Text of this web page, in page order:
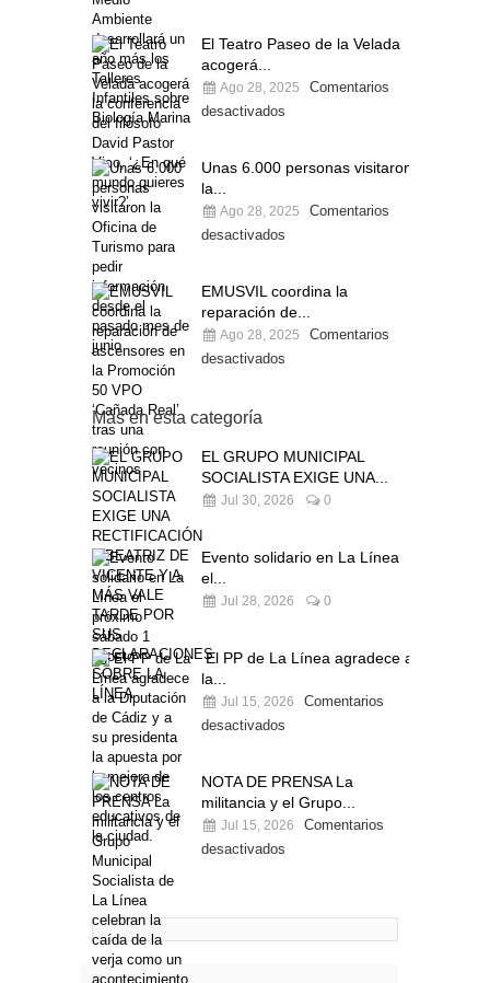
El Teatro Paseo de la Velada
acogerá...
Ago 28, 2025
Comentarios
desactivados
Unas 6.000 personas visitaron
la...
Ago 28, 2025
Comentarios
desactivados
EMUSVIL coordina la
reparación de...
Ago 28, 2025
Comentarios
desactivados
Más en esta categoría
EL GRUPO MUNICIPAL
SOCIALISTA EXIGE UNA...
Jul 30, 2026 0
Evento solidario en La Línea
el...
Jul 28, 2026 0
El PP de La Línea agradece a
la...
Jul 15, 2026
Comentarios
desactivados
NOTA DE PRENSA La
militancia y el Grupo...
Jul 15, 2026
Comentarios
desactivados